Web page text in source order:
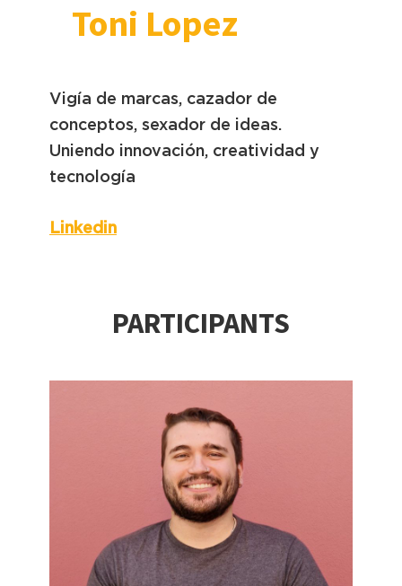
Toni Lopez
Vigía de marcas, cazador de
conceptos, sexador de ideas.
Uniendo innovación, creatividad y
tecnología
Linkedin
PARTICIPANTS